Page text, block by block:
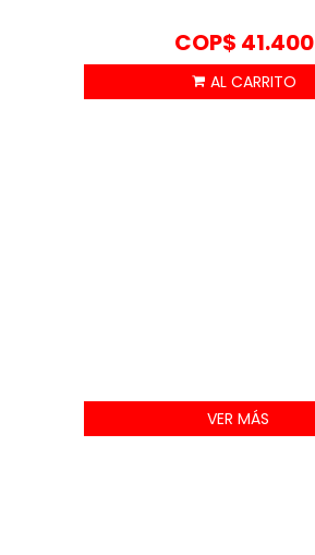
COP$ 41.400
VER MÁS